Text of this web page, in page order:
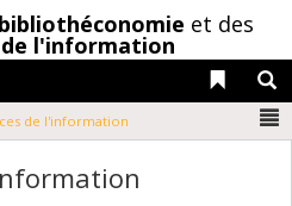
bibliothéconomie et des
de l'information
Liens
de l'information